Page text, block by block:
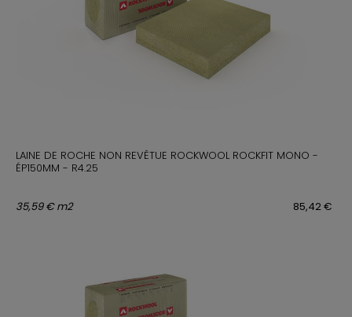
LAINE DE ROCHE NON REVÊTUE ROCKWOOL ROCKFIT MONO -
ÉP150MM - R4.25
85,42 €
35,59 € m2